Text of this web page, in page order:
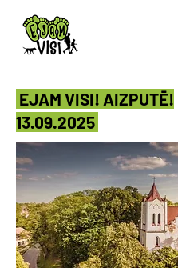
EJAM VISI! AIZPUTĒ!
13.09.2025